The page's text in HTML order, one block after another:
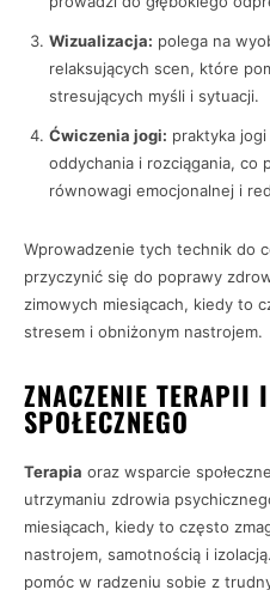
Wizualizacja: polega na
relaksujących scen, które
stresujących myśli i sytuacji.
Ćwiczenia jogi: praktyka jogi
oddychania i rozciągania, co
równowagi emocjonalnej i
Wprowadzenie tych technik do
przyczynić się do poprawy
zimowych miesiącach, kiedy to
stresem i obniżonym nastrojem.
ZNACZENIE TERAPII
SPOŁECZNEGO
Terapia oraz wsparcie
utrzymaniu zdrowia
miesiącach, kiedy to często
nastrojem, samotnością i
pomóc w radzeniu sobie z